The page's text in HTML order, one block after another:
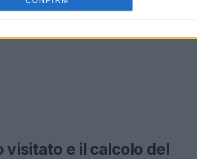
visitato e il calcolo del